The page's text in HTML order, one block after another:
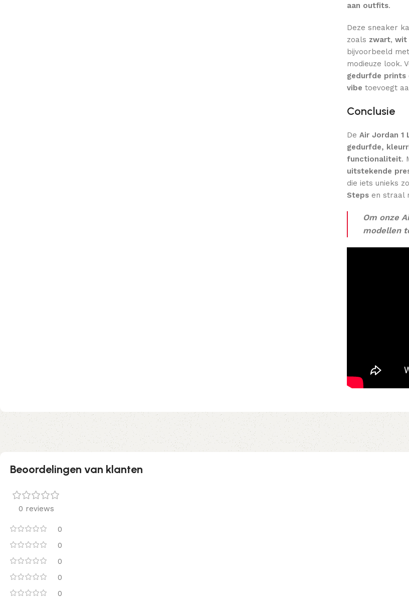
aan outfits.
Deze sneaker
zoals zwart, wit
bijvoorbeeld
modieuze look.
gedurfde prints
vibe toevoegt
Conclusie
De Air Jordan 1
gedurfde,
functionaliteit.
uitstekende
die iets unieks
Steps en straal
Om onze
modellen
Beoordelingen van klanten
0 reviews
0
0
0
0
0